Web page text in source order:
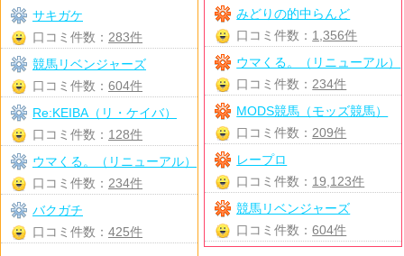
みどりの的中らんど
口コミ件数： 1,356件
ウマくる。（リニューアル）
口コミ件数： 234件
MODS競馬（モッズ競馬）
口コミ件数： 209件
レープロ
口コミ件数： 19,123件
競馬リベンジャーズ
口コミ件数：604件
サキガケ
口コミ件数： 283件
競馬リベンジャーズ
口コミ件数： 604件
Re:KEIBA（リ・ケイバ）
口コミ件数： 128件
ウマくる。（リニューアル）
口コミ件数： 234件
バクガチ
口コミ件数： 425件